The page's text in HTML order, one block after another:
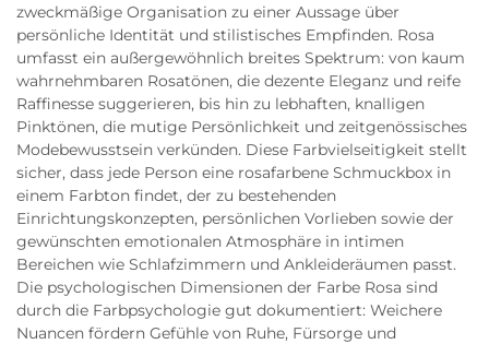
zweckmäßige Organisation zu einer Aussage über
persönliche Identität und stilistisches Empfinden. Rosa
umfasst ein außergewöhnlich breites Spektrum: von kaum
wahrnehmbaren Rosatönen, die dezente Eleganz und reife
Raffinesse suggerieren, bis hin zu lebhaften, knalligen
Pinktönen, die mutige Persönlichkeit und zeitgenössisches
Modebewusstsein verkünden. Diese Farbvielseitigkeit stellt
sicher, dass jede Person eine rosafarbene Schmuckbox in
einem Farbton findet, der zu bestehenden
Einrichtungskonzepten, persönlichen Vorlieben sowie der
gewünschten emotionalen Atmosphäre in intimen
Bereichen wie Schlafzimmern und Ankleideräumen passt.
Die psychologischen Dimensionen der Farbe Rosa sind
durch die Farbpsychologie gut dokumentiert: Weichere
Nuancen fördern Gefühle von Ruhe, Fürsorge und